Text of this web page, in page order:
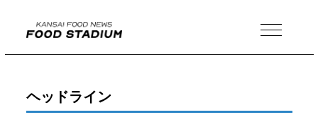
MENU
ヘッドライン